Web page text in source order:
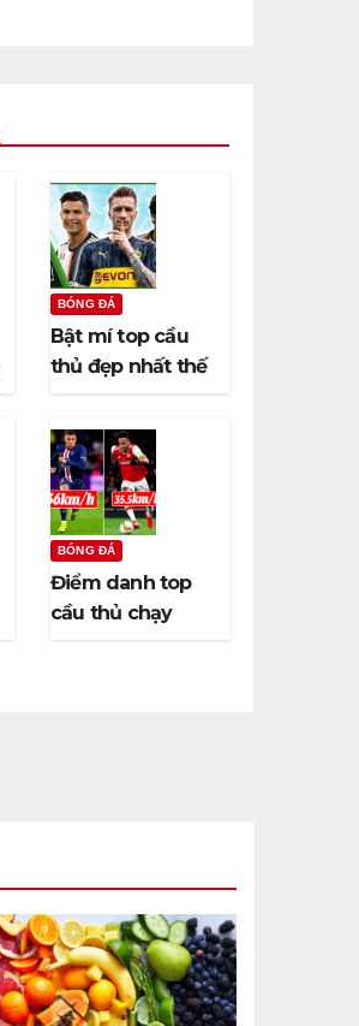
BÓNG ĐÁ
Bật mí top cầu
thủ đẹp nhất thế
“rụng trứng”
BÓNG ĐÁ
Điểm danh top
cầu thủ chạy